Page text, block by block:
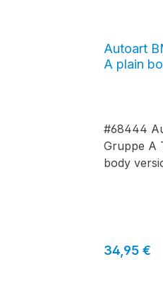
Autoart
A plain
#68444
Gruppe A
body
Regulärer
34,95 €